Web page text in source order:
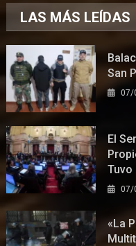
LAS MÁS LEÍDAS
San
07/
El
Tuvo
07/
«La